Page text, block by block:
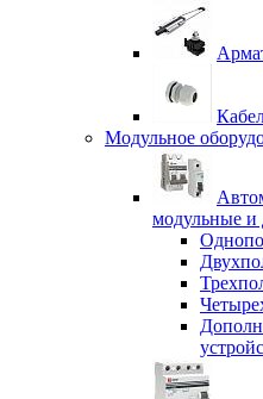
Модульное
модульные и